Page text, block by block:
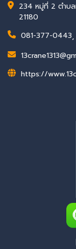
234 หมู่ที่ 2 ตำบ
21180
081-377-0443,
https://